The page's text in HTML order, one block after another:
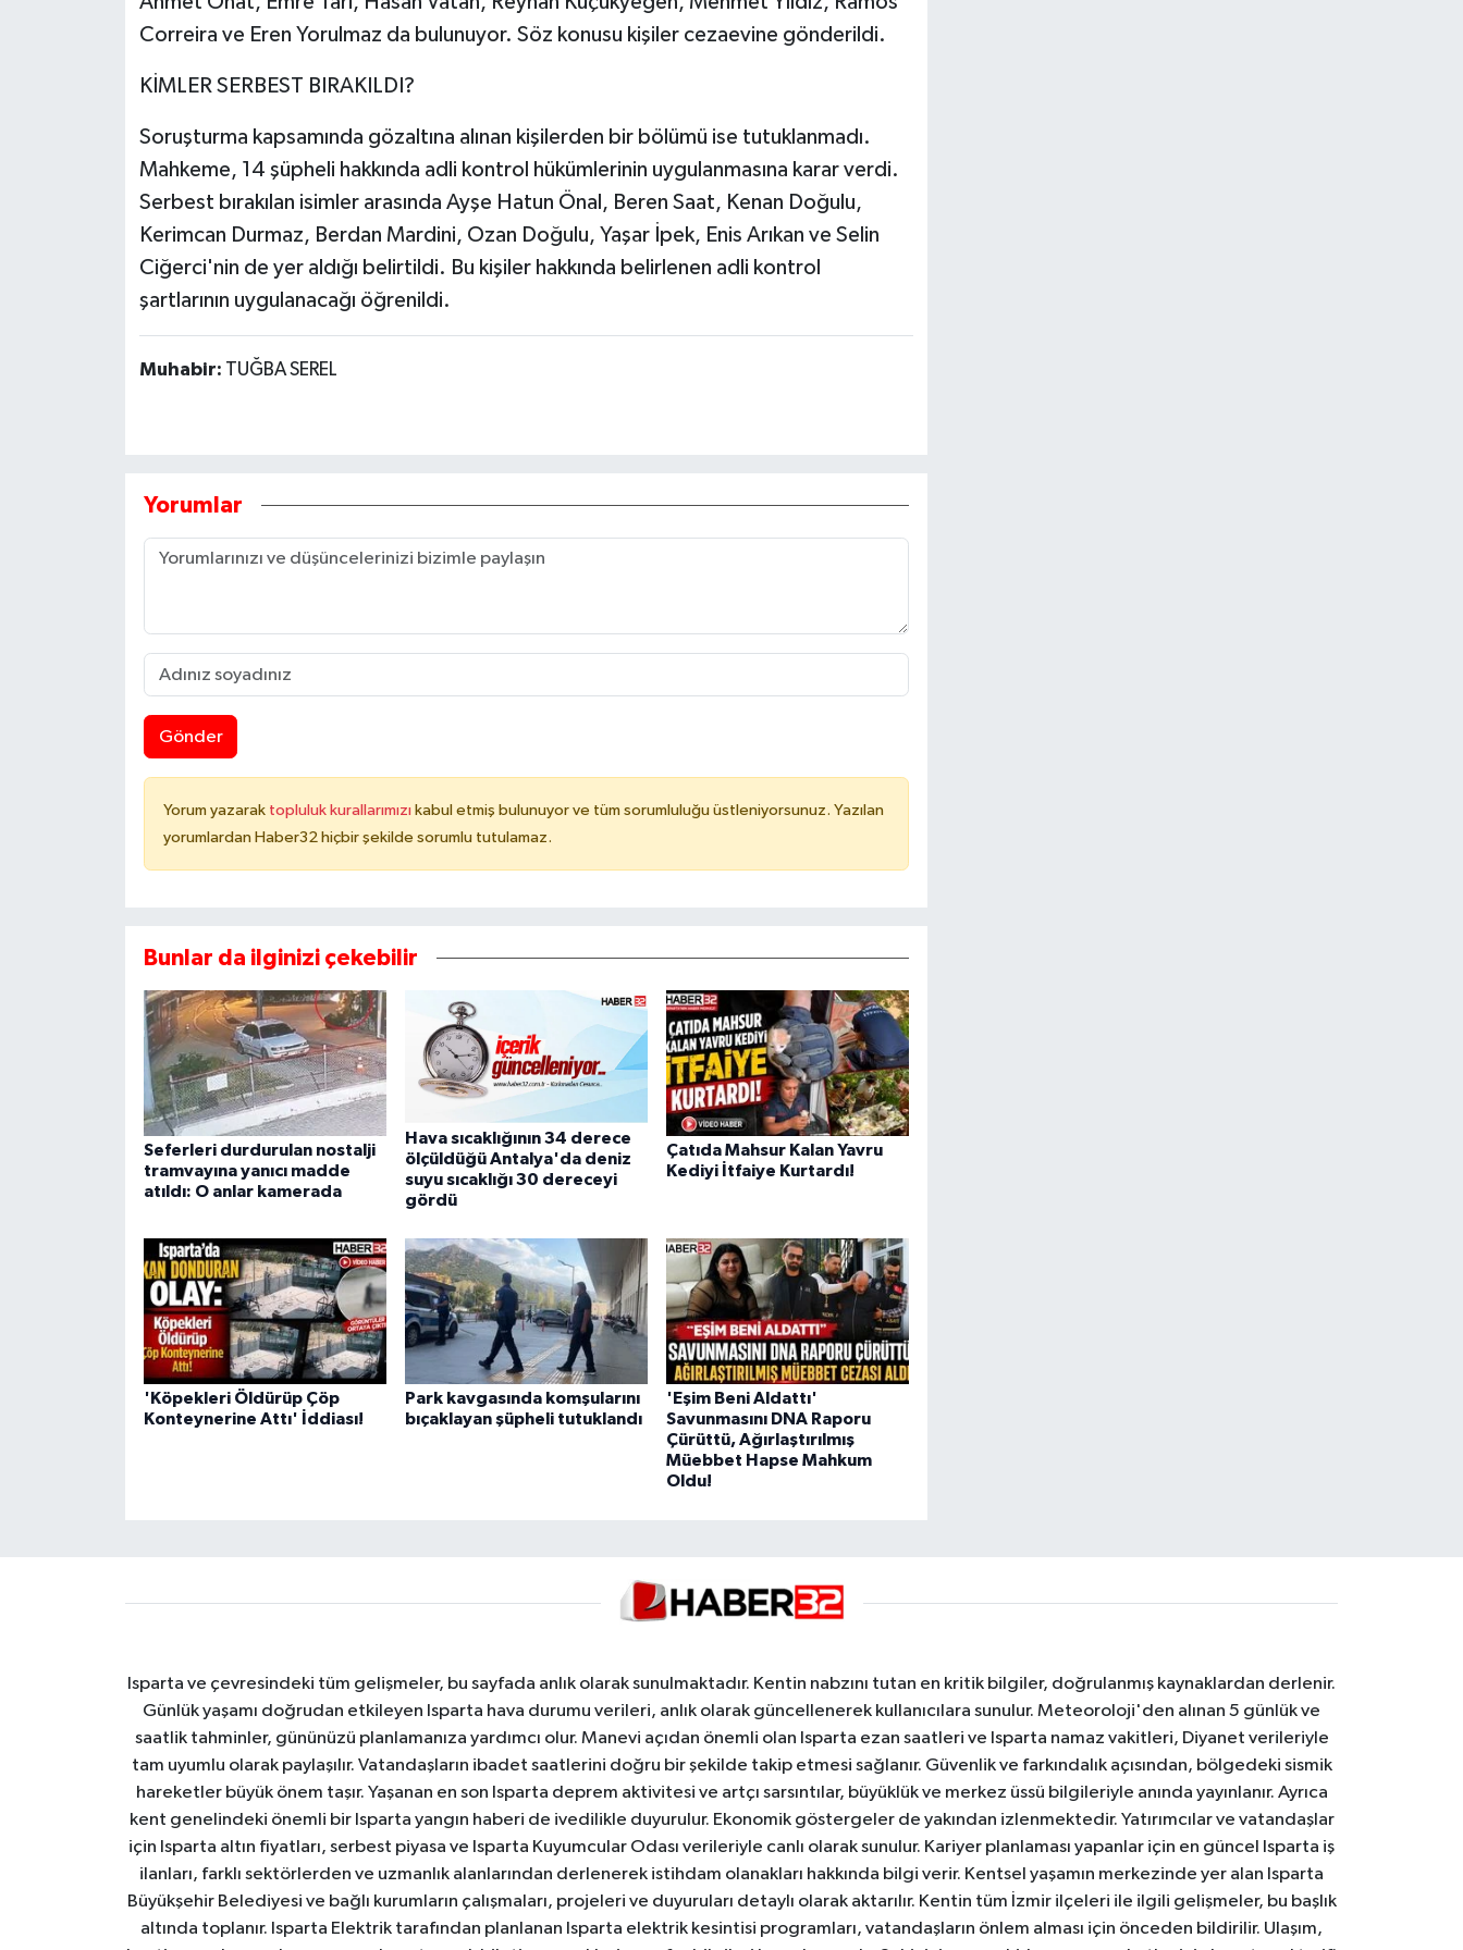
Correira ve Eren Yorulmaz da bulunuyor. Söz konusu kişiler cezaevine gönderildi.
KİMLER SERBEST BIRAKILDI?
Soruşturma kapsamında gözaltına alınan kişilerden bir bölümü ise tutuklanmadı.
Mahkeme, 14 şüpheli hakkında adli kontrol hükümlerinin uygulanmasına karar verdi.
Serbest bırakılan isimler arasında Ayşe Hatun Önal, Beren Saat, Kenan Doğulu,
Kerimcan Durmaz, Berdan Mardini, Ozan Doğulu, Yaşar İpek, Enis Arıkan ve Selin
Ciğerci'nin de yer aldığı belirtildi. Bu kişiler hakkında belirlenen adli kontrol
şartlarının uygulanacağı öğrenildi.
Muhabir: TUĞBA SEREL
Yorumlar
Gönder
Yorum yazarak topluluk kurallarımızı kabul etmiş bulunuyor ve tüm sorumluluğu üstleniyorsunuz. Yazılan
yorumlardan Haber32 hiçbir şekilde sorumlu tutulamaz.
Bunlar da ilginizi çekebilir
Seferleri durdurulan nostalji
tramvayına yanıcı madde
atıldı: O anlar kamerada
Hava sıcaklığının 34 derece
ölçüldüğü Antalya'da deniz
suyu sıcaklığı 30 dereceyi
gördü
Çatıda Mahsur Kalan Yavru
Kediyi İtfaiye Kurtardı!
'Köpekleri Öldürüp Çöp
Konteynerine Attı' İddiası!
Park kavgasında komşularını
bıçaklayan şüpheli tutuklandı
'Eşim Beni Aldattı'
Savunmasını DNA Raporu
Çürüttü, Ağırlaştırılmış
Müebbet Hapse Mahkum
Oldu!
Isparta ve çevresindeki tüm gelişmeler, bu sayfada anlık olarak sunulmaktadır. Kentin nabzını tutan en kritik bilgiler, doğrulanmış kaynaklardan derlenir.
Günlük yaşamı doğrudan etkileyen Isparta hava durumu verileri, anlık olarak güncellenerek kullanıcılara sunulur. Meteoroloji'den alınan 5 günlük ve
saatlik tahminler, gününüzü planlamanıza yardımcı olur. Manevi açıdan önemli olan Isparta ezan saatleri ve Isparta namaz vakitleri, Diyanet verileriyle
tam uyumlu olarak paylaşılır. Vatandaşların ibadet saatlerini doğru bir şekilde takip etmesi sağlanır. Güvenlik ve farkındalık açısından, bölgedeki sismik
hareketler büyük önem taşır. Yaşanan en son Isparta deprem aktivitesi ve artçı sarsıntılar, büyüklük ve merkez üssü bilgileriyle anında yayınlanır. Ayrıca
kent genelindeki önemli bir Isparta yangın haberi de ivedilikle duyurulur. Ekonomik göstergeler de yakından izlenmektedir. Yatırımcılar ve vatandaşlar
için Isparta altın fiyatları, serbest piyasa ve Isparta Kuyumcular Odası verileriyle canlı olarak sunulur. Kariyer planlaması yapanlar için en güncel Isparta iş
ilanları, farklı sektörlerden ve uzmanlık alanlarından derlenerek istihdam olanakları hakkında bilgi verir. Kentsel yaşamın merkezinde yer alan Isparta
Büyükşehir Belediyesi ve bağlı kurumların çalışmaları, projeleri ve duyuruları detaylı olarak aktarılır. Kentin tüm İzmir ilçeleri ile ilgili gelişmeler, bu başlık
altında toplanır. Isparta Elektrik tarafından planlanan Isparta elektrik kesintisi programları, vatandaşların önlem alması için önceden bildirilir. Ulaşım,